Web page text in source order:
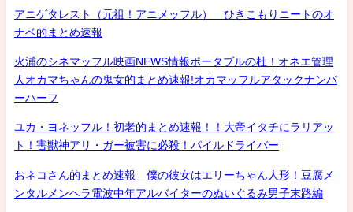
アニゲタレスト（元祖！アニメッフル） ひきこもりニートのオ
ナベ的まとめ速報
火浦のシネマッフル映画NEWS情報ポータブルの杜！オネエ管理
人オカマちゃんの鬼女的まとめ速報!オカマッフルアタックナンバ
ーハーフ
ユカ・ヨネッフル！初老的まとめ速報！！大帝イタチにラリアッ
ト！害獣神アリ・ガー被害に必殺！パイルドライバー
おネコさん的まとめ速報 僕の彼女はエリーちゃん人形！豆腐メ
ンタルメンヘラ電波中年アルバイターのぬいぐるみ男子末路編